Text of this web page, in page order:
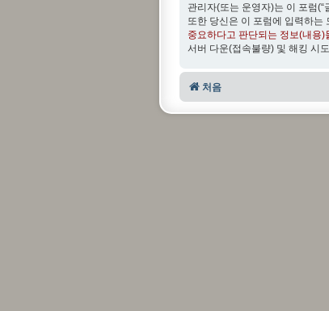
관리자(또는 운영자)는 이 포럼
또한 당신은 이 포럼에 입력하는
중요하다고 판단되는 정보(내용
서버 다운(접속불량) 및 해킹 시
처음